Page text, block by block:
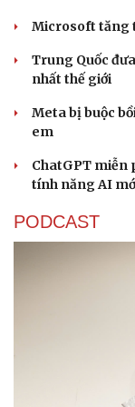
Sức khỏe
Cây thuốc
Sản phụ khoa
Microsoft tăng
Trung Quốc
nhất thế giới
Meta bị buộc
em
ChatGPT miễn
tính năng AI
PODCAST